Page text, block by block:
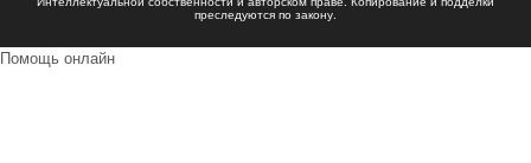
преследуются по закону.
Помощь онлайн